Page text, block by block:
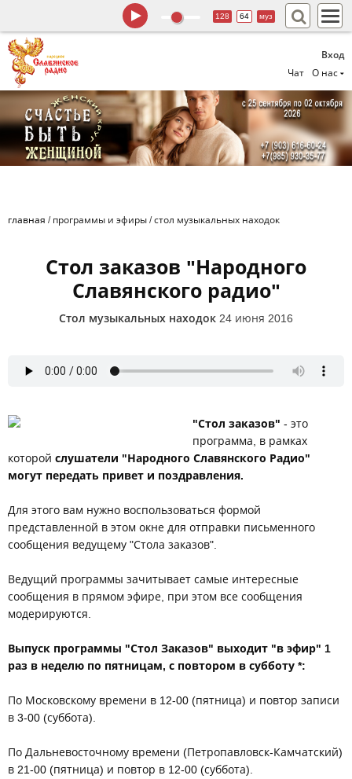
Вход
Чат
О нас
128 64 муз
главная / программы и эфиры /стол музыкальных находок
Стол заказов "Народного
Славянского радио"
Стол музыкальных находок 24 июня 2016
"Стол заказов" - это
программа, в рамках
которой слушатели "Народного Славянского Радио"
могут передать привет и поздравления.
Для этого вам нужно воспользоваться формой
представленной в этом окне для отправки письменного
сообщения ведущему "Стола заказов".
Ведущий программы зачитывает самые интересные
сообщения в прямом эфире, при этом все сообщения
модерируются.
Выпуск программы "Стол Заказов" выходит "в эфир" 1
раз в неделю по пятницам, с повтором в субботу *:
По Московскому времени в 12-00 (пятница) и повтор записи
в 3-00 (суббота).
По Дальневосточному времени (Петропавловск-Камчатский)
в 21-00 (пятница) и повтор в 12-00 (суббота).